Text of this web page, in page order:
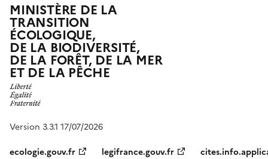
MINISTÈRE DE LA
TRANSITION
ÉCOLOGIQUE,
DE LA BIODIVERSITÉ,
DE LA FORÊT, DE LA MER
ET DE LA PÊCHE
Version 3.3.1 17/07/2026
ecologie.gouv.fr
legifrance.gouv.fr